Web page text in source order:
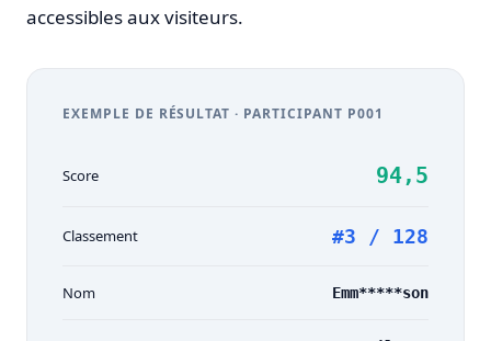
Sélectionner un formulaire
Importez des données Excel dans FormHug et créez
accessibles aux visiteurs.
EXEMPLE DE RÉSULTAT · PARTICIPANT P001
Score 94,5
Classement #3 / 128
Nom Emm*****son